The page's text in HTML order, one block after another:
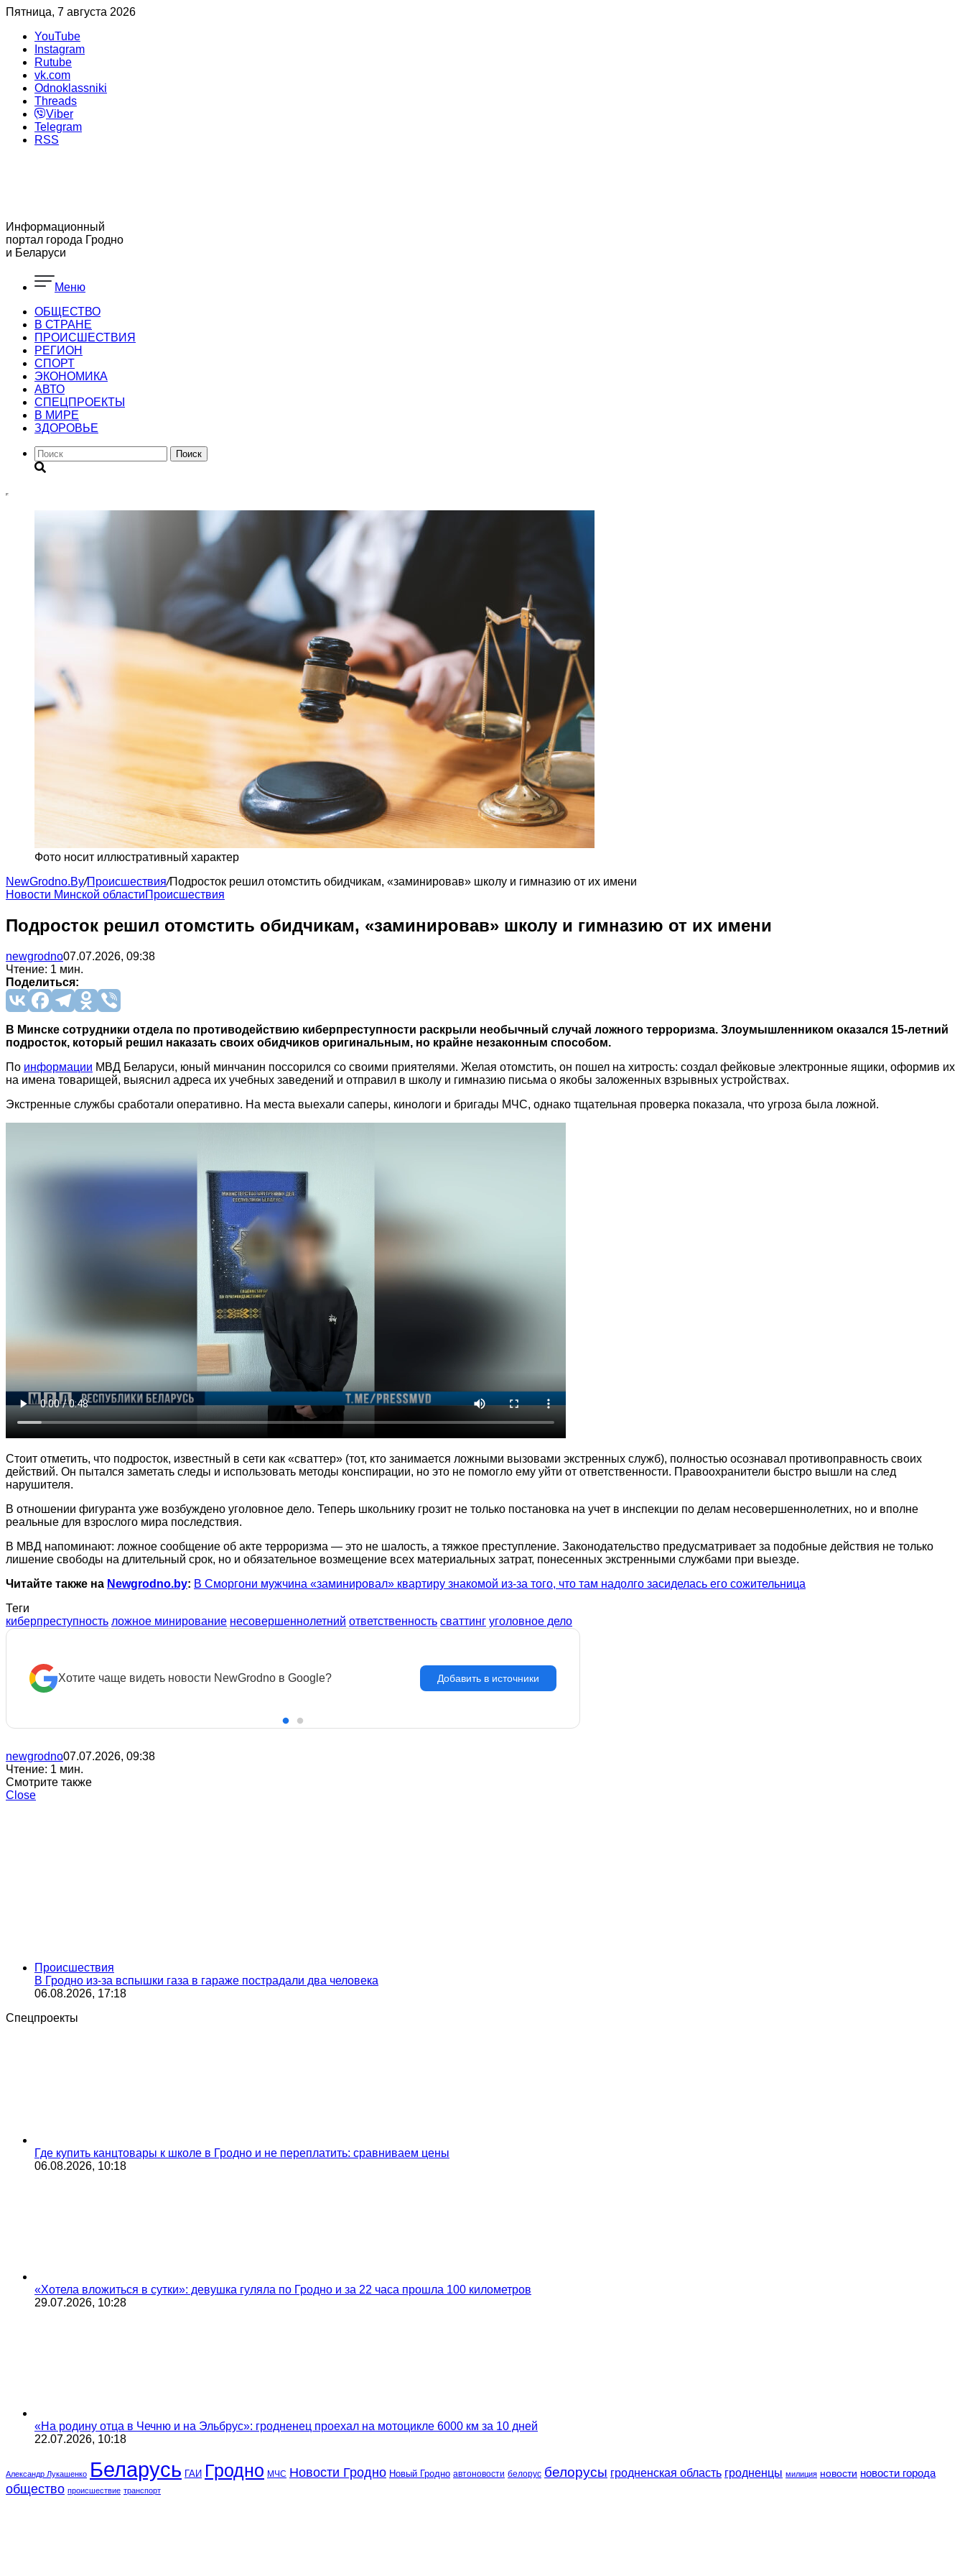
Пятница, 7 августа 2026
YouTube
Instagram
Rutube
vk.com
Odnoklassniki
Threads
Viber
Telegram
RSS
Информационный
портал города Гродно
и Беларуси
Меню
ОБЩЕСТВО
В СТРАНЕ
ПРОИСШЕСТВИЯ
РЕГИОН
CПОРТ
ЭКОНОМИКА
АВТО
СПЕЦПРОЕКТЫ
В МИРЕ
ЗДОРОВЬЕ
Поиск
Фото носит иллюстративный характер
NewGrodno.By/Происшествия/Подросток решил отомстить обидчикам, «заминировав» школу и гимназию от их имени
Новости Минской областиПроисшествия
Подросток решил отомстить обидчикам, «заминировав» школу и гимназию от их имени
newgrodno07.07.2026, 09:38
Чтение: 1 мин.
Поделиться:
В Минске сотрудники отдела по противодействию киберпреступности раскрыли необычный случай ложного терроризма. Злоумышленником оказался 15-летний
подросток, который решил наказать своих обидчиков оригинальным, но крайне незаконным способом.
По информации МВД Беларуси, юный минчанин поссорился со своими приятелями. Желая отомстить, он пошел на хитрость: создал фейковые электронные ящики, оформив их
на имена товарищей, выяснил адреса их учебных заведений и отправил в школу и гимназию письма о якобы заложенных взрывных устройствах.
Экстренные службы сработали оперативно. На места выехали саперы, кинологи и бригады МЧС, однако тщательная проверка показала, что угроза была ложной.
Стоит отметить, что подросток, известный в сети как «сваттер» (тот, кто занимается ложными вызовами экстренных служб), полностью осознавал противоправность своих
действий. Он пытался заметать следы и использовать методы конспирации, но это не помогло ему уйти от ответственности. Правоохранители быстро вышли на след
нарушителя.
В отношении фигуранта уже возбуждено уголовное дело. Теперь школьнику грозит не только постановка на учет в инспекции по делам несовершеннолетних, но и вполне
реальные для взрослого мира последствия.
В МВД напоминают: ложное сообщение об акте терроризма — это не шалость, а тяжкое преступление. Законодательство предусматривает за подобные действия не только
лишение свободы на длительный срок, но и обязательное возмещение всех материальных затрат, понесенных экстренными службами при выезде.
Читайте также на Newgrodno.by: В Сморгони мужчина «заминировал» квартиру знакомой из-за того, что там надолго засиделась его сожительница
Теги
киберпреступность ложное минирование несовершеннолетний ответственность сваттинг уголовное дело
Хотите чаще видеть новости NewGrodno в Google? Добавить в источники
newgrodno07.07.2026, 09:38
Чтение: 1 мин.
Смотрите также
Close
Происшествия
В Гродно из-за вспышки газа в гараже пострадали два человека
06.08.2026, 17:18
Спецпроекты
Где купить канцтовары к школе в Гродно и не переплатить: сравниваем цены
06.08.2026, 10:18
«Хотела вложиться в сутки»: девушка гуляла по Гродно и за 22 часа прошла 100 километров
29.07.2026, 10:28
«На родину отца в Чечню и на Эльбрус»: гродненец проехал на мотоцикле 6000 км за 10 дней
22.07.2026, 10:18
Александр Лукашенко Беларусь ГАИ Гродно МЧС Новости Гродно Новый Гродно автоновости белорус белорусы гродненская область гродненцы милиция новости новости города
общество происшествие транспорт